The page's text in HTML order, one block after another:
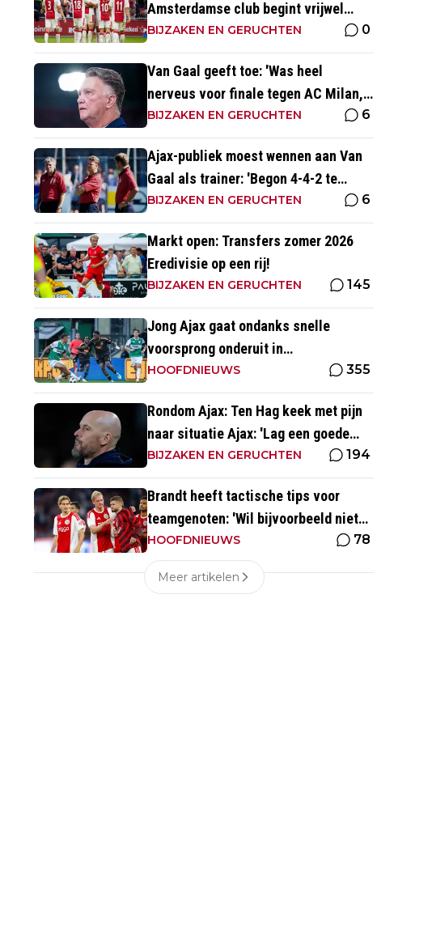
Amsterdamse club begint vrijwel
altijd met zege
BIJZAKEN EN GERUCHTEN 0
Van Gaal geeft toe: 'Was heel
nerveus voor finale tegen AC Milan,
wist dat ze zich zouden aanpassen'
BIJZAKEN EN GERUCHTEN 6
Ajax-publiek moest wennen aan Van
Gaal als trainer: 'Begon 4-4-2 te
spelen, vloeken in de kerk'
BIJZAKEN EN GERUCHTEN 6
Markt open: Transfers zomer 2026
Eredivisie op een rij!
BIJZAKEN EN GERUCHTEN 145
Jong Ajax gaat ondanks snelle
voorsprong onderuit in
seizoensopener tegen FC Dordrecht
HOOFDNIEUWS 355
Rondom Ajax: Ten Hag keek met pijn
naar situatie Ajax: 'Lag een goede
basis om op voort te borduren'
BIJZAKEN EN GERUCHTEN 194
Brandt heeft tactische tips voor
teamgenoten: 'Wil bijvoorbeeld niet
dat Mika te veel naar binnen komt'
HOOFDNIEUWS 78
Meer artikelen